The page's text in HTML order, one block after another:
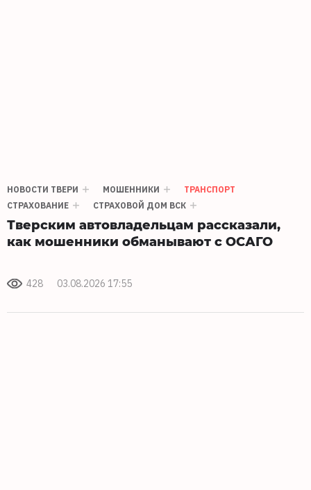
НОВОСТИ ТВЕРИ МОШЕННИКИ
ТРАНСПОРТ
СТРАХОВАНИЕ
СТРАХОВОЙ ДОМ ВСК
Тверским автовладельцам рассказали,
как мошенники обманывают с ОСАГО
428 03.08.2026 17:55